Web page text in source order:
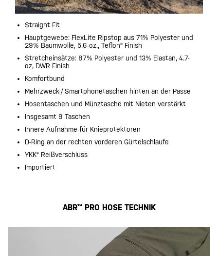
Straight Fit
Hauptgewebe: FlexLite Ripstop aus 71% Polyester und
29% Baumwolle, 5.6-oz., Teflon® Finish
Stretcheinsätze: 87% Polyester und 13% Elastan, 4.7-
oz, DWR Finish
Komfortbund
Mehrzweck-/ Smartphonetaschen hinten an der Passe
Hosentaschen und Münztasche mit Nieten verstärkt
Insgesamt 9 Taschen
Innere Aufnahme für Knieprotektoren
D-Ring an der rechten vorderen Gürtelschlaufe
YKK® Reißverschluss
Importiert
ABR™ PRO HOSE TECHNIK